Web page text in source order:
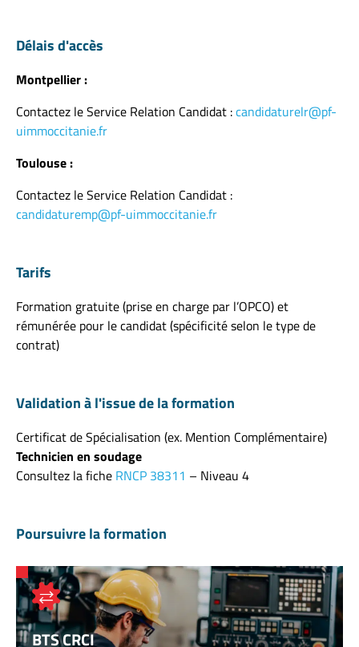
Délais d'accès
Montpellier :
Contactez le Service Relation Candidat :candidaturelr@pf-
uimmoccitanie.fr
Toulouse :
Contactez le Service Relation Candidat :
candidaturemp@pf-uimmoccitanie.fr
Tarifs
Formation gratuite (prise en charge par l’OPCO) et
rémunérée pour le candidat (spécificité selon le type de
contrat)
Validation à l'issue de la formation
Certificat de Spécialisation (ex. Mention Complémentaire)
Technicien en soudage
Consultez la fiche RNCP 38311 – Niveau 4
Poursuivre la formation
BTS CRCI